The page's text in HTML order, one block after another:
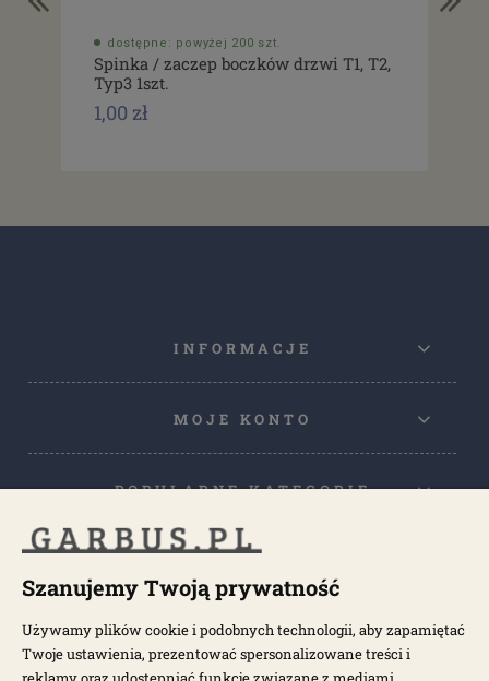
dostępne: powyżej 200 szt.
Spinka / zaczep boczków drzwi T1, T2,
Typ3 1szt.
1,00 zł
INFORMACJE
MOJE KONTO
POPULARNE KATEGORIE
NEWSLETTER
Szanujemy Twoją prywatność
Używamy plików cookie i podobnych technologii, aby zapamiętać
Twoje ustawienia, prezentować spersonalizowane treści i